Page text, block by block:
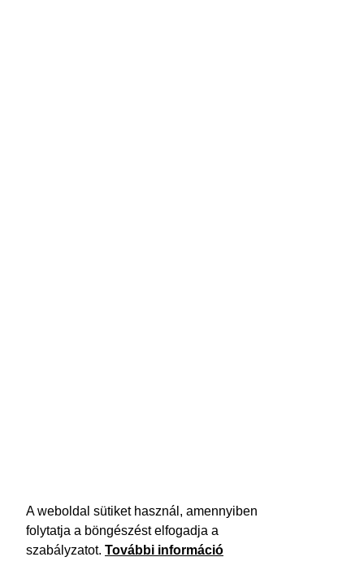
A weboldal sütiket használ, amennyiben
folytatja a böngészést elfogadja a
szabályzatot. További információ